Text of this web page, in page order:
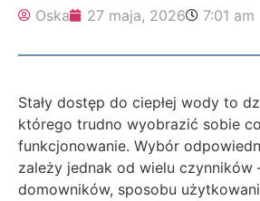
Oska 27 maja, 2026 7:01 am
Stały dostęp do ciepłej wody to
którego trudno wyobrazić sobie
funkcjonowanie. Wybór
zależy jednak od wielu czynników
domowników, sposobu